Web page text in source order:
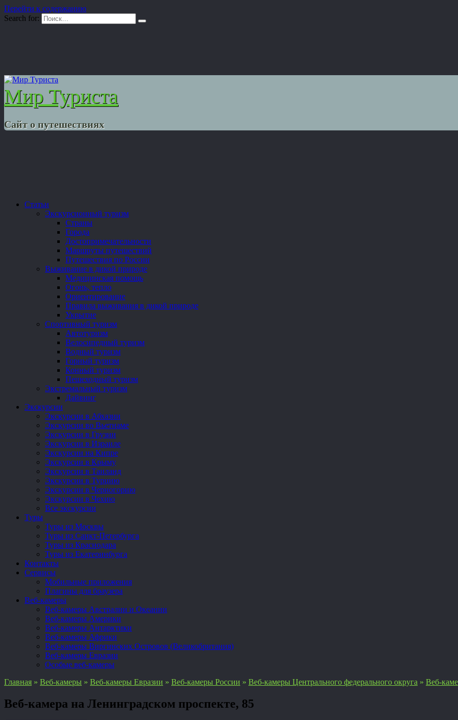
Перейти к содержанию
Search for:
Мир Туриста
Сайт о путешествиях
Статьи
Экскурсионный туризм
Страны
Города
Достопримечательности
Маршруты путешествий
Путешествия по России
Выживание в дикой природе
Медицинская помощь
Огонь, тепло
Ориентирование
Правила выживания в дикой природе
Укрытие
Спортивный туризм
Автотуризм
Велосипедный туризм
Водный туризм
Горный туризм
Конный туризм
Пешеходный туризм
Экстремальный туризм
Дайвинг
Экскурсии
Экскурсии в Абхазии
Экскурсии во Вьетнаме
Экскурсии в Грузии
Экскурсии в Израиле
Экскурсии на Кипре
Экскурсии в Крыму
Экскурсии в Таиланд
Экскурсии в Турцию
Экскурсии в Черногорию
Экскурсии в Чехию
Все экскурсии
Туры
Туры из Москвы
Туры из Санкт-Петербурга
Туры из Краснодара
Туры из Екатеринбурга
Контакты
Сервисы
Мобильные приложения
Плагины для браузера
Веб-камеры
Веб-камеры Австралии и Океании
Веб-камеры Америки
Веб-камеры Антарктики
Веб-камеры Африки
Веб-камеры Виргинских Островов (Великобритания)
Веб-камеры Евразии
Особые веб-камеры
Главная » Веб-камеры » Веб-камеры Евразии » Веб-камеры России » Веб-камеры Центрального федерального округа » Веб-
Веб-камера на Ленинградском проспекте, 85